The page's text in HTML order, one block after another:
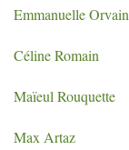
Emmanuelle Orvain
Céline Romain
Maïeul Rouquette
Max Artaz